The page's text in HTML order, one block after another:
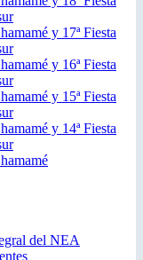
y 17ª Fiesta
y 16ª Fiesta
y 15ª Fiesta
y 14ª Fiesta
del NEA